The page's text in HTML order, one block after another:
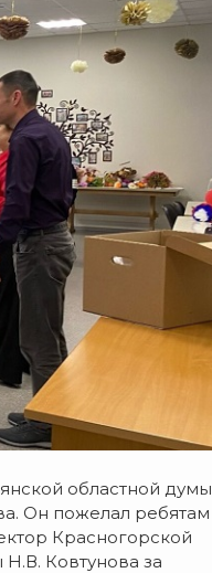
областной думы
Он пожелал ребятам
Красногорской
Ковтунова за